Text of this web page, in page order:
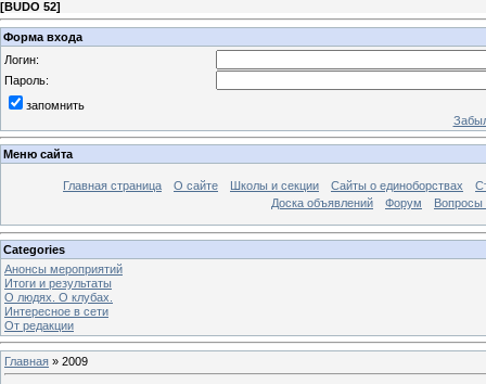
[BUDO 52]
Форма входа
Логин:
Пароль:
запомнить
Меню сайта
Главная страница О сайте Школы и секции Сайты о единоборствах
Доска объявлений
Форум Вопросы
Categories
Анонсы мероприятий
Итоги и результаты
О людях. О клубах.
Интересное в сети
От редакции
Главная » 2009